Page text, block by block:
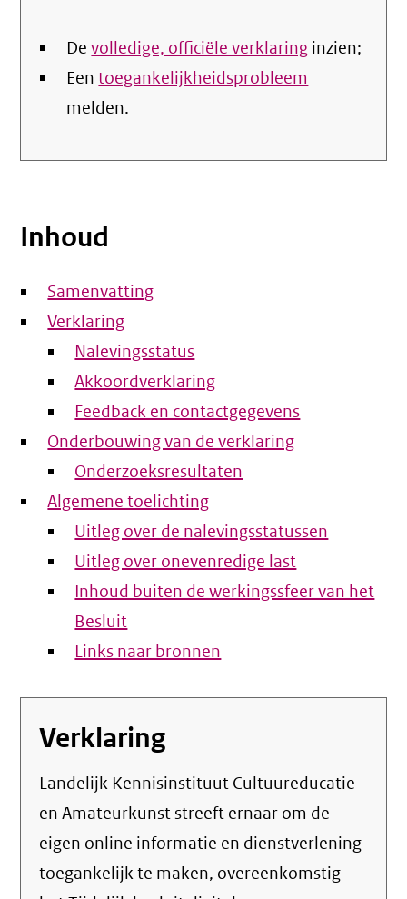
Devolledige, officiële verklaring inzien;
Eentoegankelijkheidsprobleem
melden.
Inhoud
Samenvatting
Verklaring
Nalevingsstatus
Akkoordverklaring
Feedback en contactgegevens
Onderbouwing van de verklaring
Onderzoeksresultaten
Algemene toelichting
Uitleg over de nalevingsstatussen
Uitleg over onevenredige last
Inhoud buiten de werkingssfeer van het
Besluit
Links naar bronnen
Verklaring
Landelijk Kennisinstituut Cultuureducatie
en Amateurkunst streeft ernaar om de
eigen online informatie en dienstverlening
toegankelijk te maken, overeenkomstig